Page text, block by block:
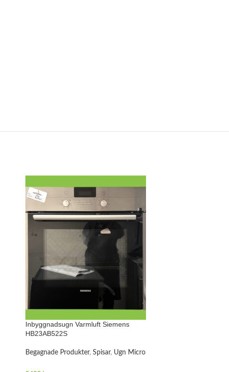
Inbyggnadsugn Varmluft Siemens
HB23AB522S
Begagnade Produkter, Spisar, Ugn Micro